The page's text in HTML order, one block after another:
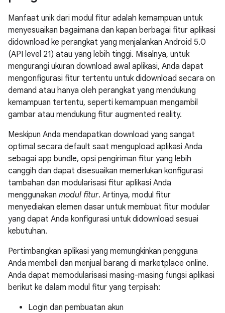
Manfaat unik dari modul fitur adalah kemampuan untuk
menyesuaikan bagaimana dan kapan berbagai fitur aplikasi
didownload ke perangkat yang menjalankan Android 5.0
(API level 21) atau yang lebih tinggi. Misalnya, untuk
mengurangi ukuran download awal aplikasi, Anda dapat
mengonfigurasi fitur tertentu untuk didownload secara on
demand atau hanya oleh perangkat yang mendukung
kemampuan tertentu, seperti kemampuan mengambil
gambar atau mendukung fitur augmented reality.
Meskipun Anda mendapatkan download yang sangat
optimal secara default saat mengupload aplikasi Anda
sebagai app bundle, opsi pengiriman fitur yang lebih
canggih dan dapat disesuaikan memerlukan konfigurasi
tambahan dan modularisasi fitur aplikasi Anda
menggunakan modul fitur. Artinya, modul fitur
menyediakan elemen dasar untuk membuat fitur modular
yang dapat Anda konfigurasi untuk didownload sesuai
kebutuhan.
Pertimbangkan aplikasi yang memungkinkan pengguna
Anda membeli dan menjual barang di marketplace online.
Anda dapat memodularisasi masing-masing fungsi aplikasi
berikut ke dalam modul fitur yang terpisah:
Login dan pembuatan akun